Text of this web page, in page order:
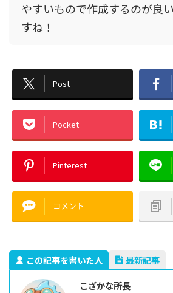
やすいもので作成するのが良
すね！
Post
Pocket
Pinterest
コメント
この記事を書いた人
最新記事
こざかな所長